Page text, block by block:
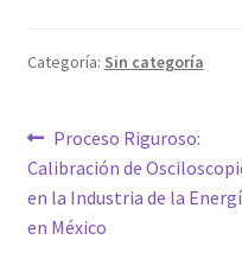
Categoría: Sin categoría
Navegación
de
entradas
Entrada
anterior:
Proceso Riguroso:
Calibración de
en la Industria de la
en México